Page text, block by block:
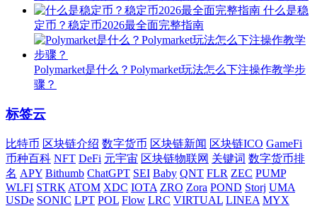
什么是稳
定币？稳定币2026最全面完整指南
Polymarket是什么？Polymarket玩法怎么下注操作教学步
骤？
标签云
比特币 区块链介绍 数字货币 区块链新闻 区块链ICO GameFi
币种百科 NFT DeFi 元宇宙 区块链物联网 关键词 数字货币排
名 APY Bithumb ChatGPT SEI Baby QNT FLR ZEC PUMP
WLFI STRK ATOM XDC IOTA ZRO Zora POND Storj UMA
USDe SONIC LPT POL Flow LRC VIRTUAL LINEA MYX